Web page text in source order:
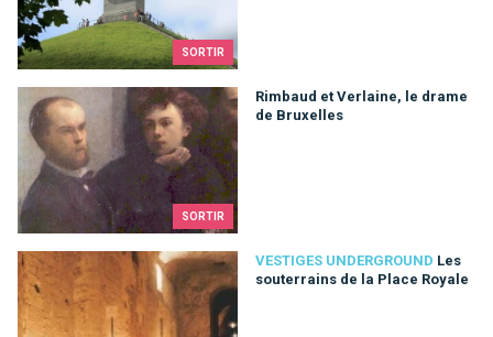
SORTIR
SORTIR
Rimbaud et Verlaine, le drame
de Bruxelles
Rimbaud et Verlaine, le drame de Bruxelles
VESTIGES UNDERGROUND Les
souterrains de la Place Royale
Les souterrains de la Place Royale